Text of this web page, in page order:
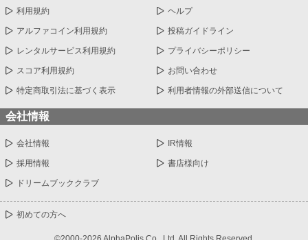
利用規約 ヘルプ
アルファコイン利用規約 投稿ガイドライン
レンタルサービス利用規約 プライバシーポリシー
スコア利用規約 お問い合わせ
特定商取引法に基づく表示 利用者情報の外部送信について
会社情報
会社情報 IR情報
採用情報 書店様向け
ドリームブッククラブ
初めての方へ